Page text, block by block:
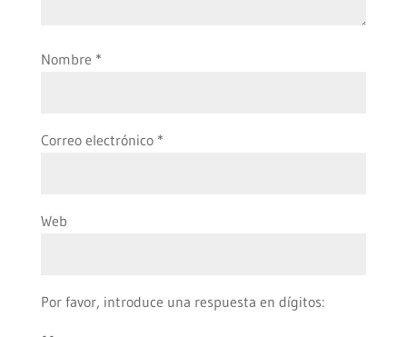
Nombre *
Correo electrónico *
Web
Por favor, introduce una respuesta en dígitos: